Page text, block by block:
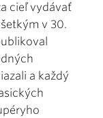
cieľ vydávať
v 30.
a každý